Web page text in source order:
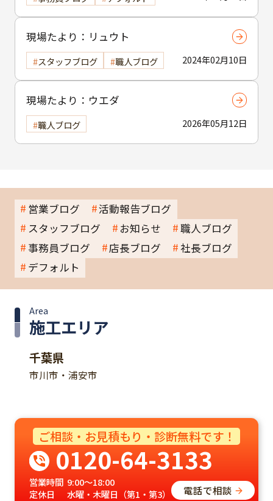
現場たより：リュウト
2024年02月10日
スタッフブログ 職人ブログ
現場たより：ウエダ
2026年05月12日
職人ブログ
営業ブログ
活動報告ブログ
スタッフブログ
お知らせ
職人ブログ
事務員ブログ
店長ブログ
社長ブログ
デフォルト
施工エリア
Area
千葉県
市川市・浦安市
ご相談・お見積もり・診断無料です！
0120-64-3133
営業時間 9:00～18:00
定休日
水曜・木曜日（第1・第3） 電話で相談